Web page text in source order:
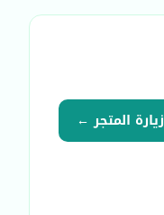
زيارة المتجر ←